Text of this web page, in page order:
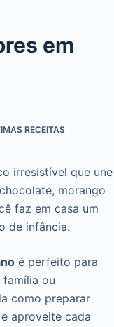
em
RECEITAS
irresistível que une
morango
faz em casa um
de infância.
é perfeito para
ou
como preparar
e aproveite cada